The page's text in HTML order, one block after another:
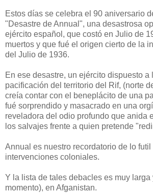
Estos días se celebra el 90 aniversario
"Desastre de Annual", una desastrosa
ejército español, que costó en Julio de
muertos y que fué el origen cierto de la
del Julio de 1936.
En ese desastre, un ejército dispuesto
pacificación del territorio del Rif, (norte
creía contar con el beneplácito de una
fué sorprendido y masacrado en una
reveladora del odio profundo que anida
los salvajes frente a quien pretende
Annual es nuestro recordatorio de lo futil
intervenciones coloniales.
Y la lista de tales debacles es muy larga
momento), en Afganistan.